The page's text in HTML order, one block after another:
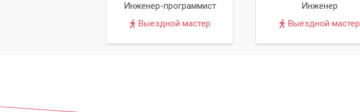
Инженер-программист
Выездной мастер
Инженер
Выездной мастер